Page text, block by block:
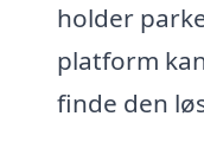
holder
platform
finde den